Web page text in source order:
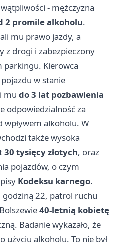
- mężczyzna
2 promile alkoholu.
mu prawo jazdy, a
z drogi i zabezpieczony
parkingu. Kierowca
w stanie
mu do 3 lat pozbawienia
odpowiedzialność za
wpływem alkoholu. W
także wysoka
30 tysięcy złotych, oraz
pojazdów, o czym
Kodeksu karnego.
godziną 22, patrol ruchu
40-letnią kobietę
Badanie wykazało, że
użyciu alkoholu. To nie był